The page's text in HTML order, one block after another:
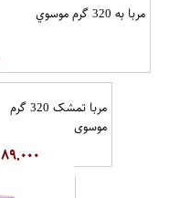
مربا به 320 گرم موسوي
مربا تمشک 320 گرم
موسوي
۸۹,۰۰۰